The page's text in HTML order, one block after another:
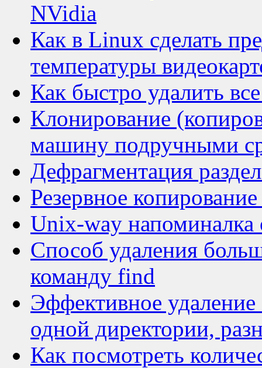
NVidia
Как в Linux сделать
температуры
Как быстро удалить
Клонирование
машину подручными
Дефрагментация
Резервное
Unix-way напоминалка
Способ удаления
команду find
Эффективное
одной директории,
Как посмотреть